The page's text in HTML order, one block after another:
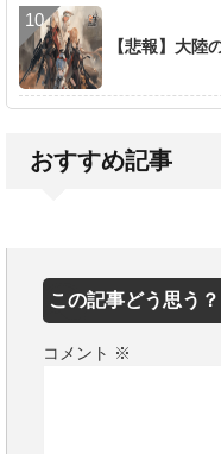
【悲報】大陸
おすすめ記事
この記事どう思う？
コメント ※